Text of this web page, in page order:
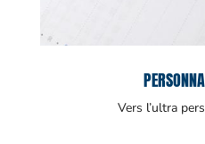
Vers l’ultra